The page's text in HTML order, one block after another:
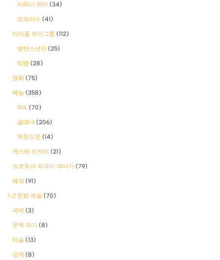
카리나 윈터 (34)
트와이스 (41)
아이돌 보이그룹 (112)
방탄소년단 (25)
빅뱅 (28)
영화 (75)
예능 (358)
SNL (70)
골때녀 (206)
무한도전 (14)
캐스터 리포터 (21)
프로듀서 작곡가 작사가 (79)
해외 (91)
1-2 문화 예술 (70)
국악 (3)
문학 작가 (8)
미술 (13)
성악 (8)